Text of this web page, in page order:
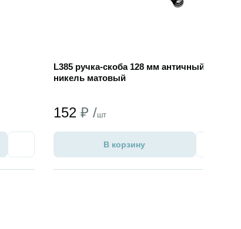
L385 ручка-скоба 128 мм античный
никель матовый
152 ₽ /шт
В корзину